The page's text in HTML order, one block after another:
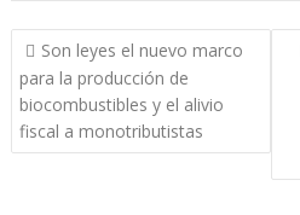
Navegación
de
entradas
Son leyes el nuevo marco
para la producción de
biocombustibles y el alivio
fiscal a monotributistas